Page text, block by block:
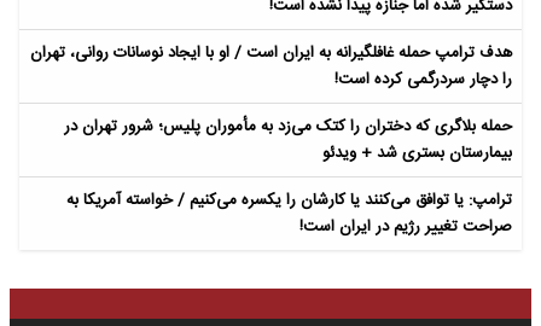
دستگیر شده اما جنازه پیدا نشده است!
هدف ترامپ حمله غافلگیرانه به ایران است / او با ایجاد نوسانات روانی، تهران
را دچار سردرگمی کرده است!
حمله بلاگری که دختران را کتک می‌زد به مأموران پلیس؛ شرور تهران در
بیمارستان بستری شد + ویدئو
ترامپ: یا توافق می‌کنند یا کارشان را یکسره می‌کنیم / خواسته آمریکا به
صراحت تغییر رژیم در ایران است!